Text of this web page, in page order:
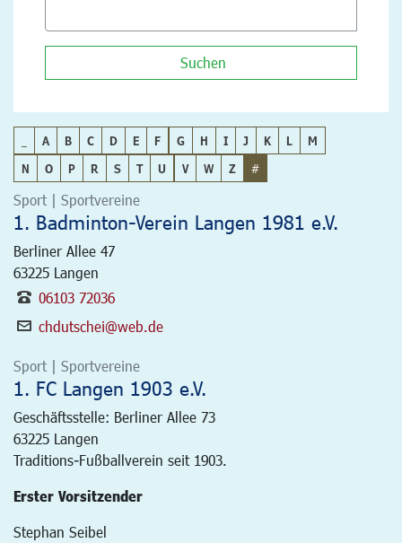
Suchen
A B C D E F G H I J K L
M
N
O P R S T U V W Z #
Sport | Sportvereine
1. Badminton-Verein Langen 1981 e.V.
Berliner Allee 47
63225 Langen
06103 72036
chdutschei@web.de
Sport | Sportvereine
1. FC Langen 1903 e.V.
Geschäftsstelle: Berliner Allee 73
63225 Langen
Traditions-Fußballverein seit 1903.
Erster Vorsitzender
Stephan Seibel